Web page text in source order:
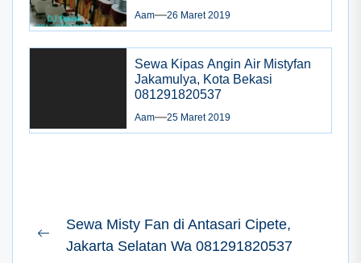
Aam 26 Maret 2019
Sewa Kipas Angin Air Mistyfan
Jakamulya, Kota Bekasi
081291820537
Aam 25 Maret 2019
Navigasi
pos
Previous
Sewa Misty Fan di Antasari Cipete,
Jakarta Selatan Wa 081291820537